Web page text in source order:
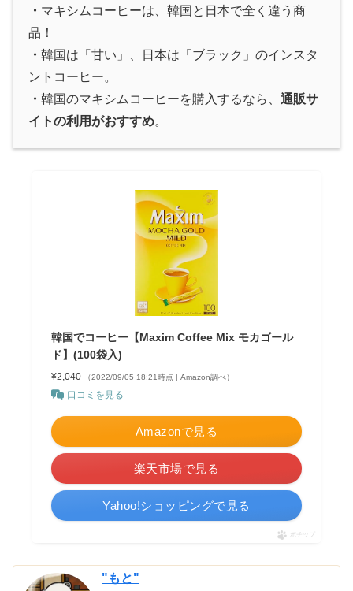
・ マキシムコーヒーは、韓国と日本で全く違う商
品！
・ 韓国は「甘い」、日本は「ブラック」のインスタ
ントコーヒー。
・ 韓国のマキシムコーヒーを購入するなら、 通販サ
イトの利用がおすすめ。
韓国でコーヒー【Maxim Coffee Mix モカゴール
ド】(100袋入)
¥2,040 （2022/09/05 18:21時点 | Amazon調べ）
口コミを見る
Amazonで見る
楽天市場で見る
Yahoo!ショッピングで見る
ポチップ
"もと"